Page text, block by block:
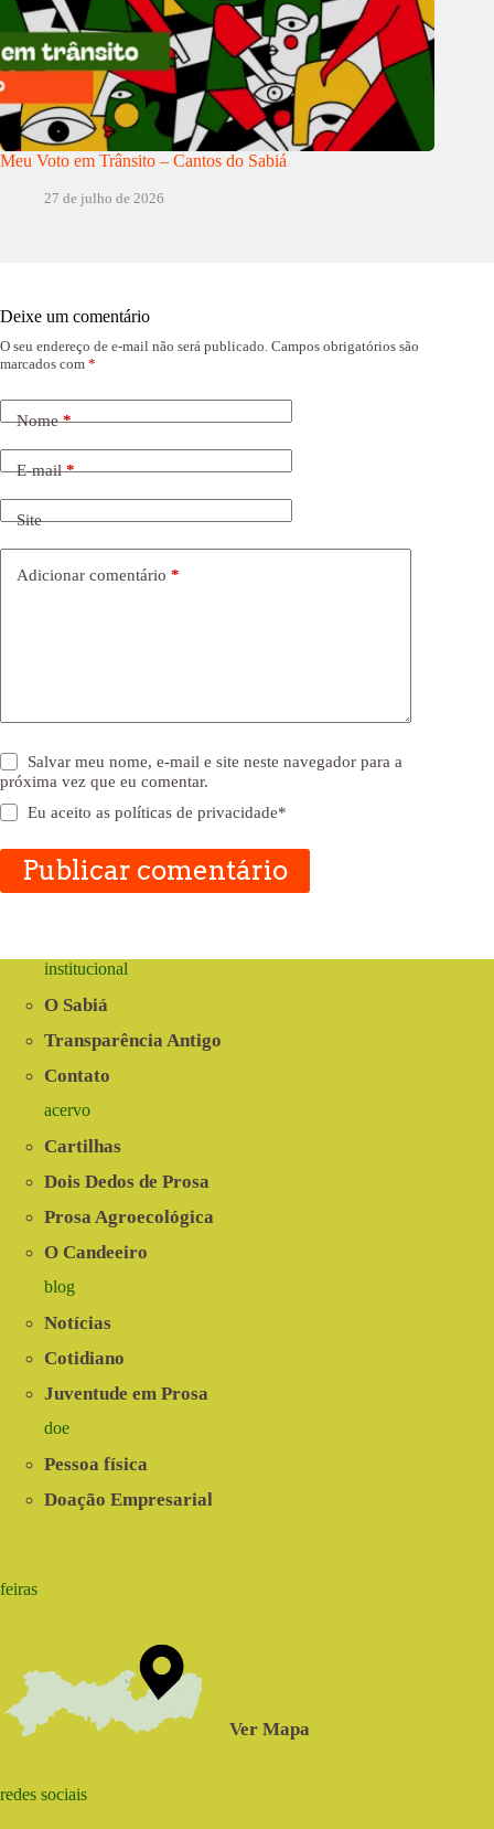
Meu Voto em Trânsito – Cantos do Sabiá
27 de julho de 2026
Deixe um comentário
O seu endereço de e-mail não será publicado. Campos obrigatórios são
marcados com *
Nome*
E-mail*
Site
Adicionar comentário *
Salvar meu nome, e-mail e site neste navegador para a
próxima vez que eu comentar.
Eu aceito aspolíticas de privacidade*
Publicar comentário
institucional
O Sabiá
Transparência Antigo
Contato
acervo
Cartilhas
Dois Dedos de Prosa
Prosa Agroecológica
O Candeeiro
blog
Notícias
Cotidiano
Juventude em Prosa
doe
Pessoa física
Doação Empresarial
feiras
Ver Mapa
redes sociais